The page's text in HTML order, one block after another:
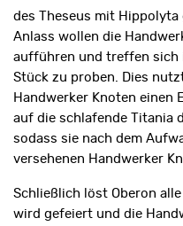
des Theseus mit
Anlass wollen die
aufführen und treffen sich
Stück zu proben. Dies
Handwerker Knoten einen
auf die schlafende Titania
sodass sie nach dem
versehenen Handwerker
Schließlich löst Oberon
wird gefeiert und die